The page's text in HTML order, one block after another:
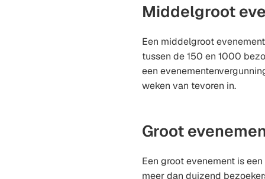
Middelgroot
Een middelgroot
tussen de 150 en 1000
een
weken van tevoren in.
Groot
Een groot evenement is
meer dan duizend